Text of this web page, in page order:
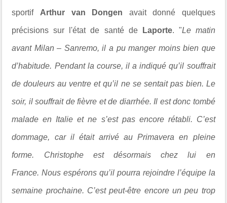
sportif Arthur van Dongen avait donné quelques
précisions sur l'état de santé deLaporte. "Le matin
avant Milan – Sanremo, il a pu manger moins bien que
d’habitude. Pendant la course, il a indiqué qu’il souffrait
de douleurs au ventre et qu’il ne se sentait pas bien. Le
soir, il souffrait de fièvre et de diarrhée. Il est donc tombé
malade en Italie et ne s’est pas encore rétabli. C’est
dommage, car il était arrivé au Primavera en pleine
forme. Christophe est désormais chez lui en
France. Nous espérons qu’il pourra rejoindre l’équipe la
semaine prochaine. C’est peut-être encore un peu trop